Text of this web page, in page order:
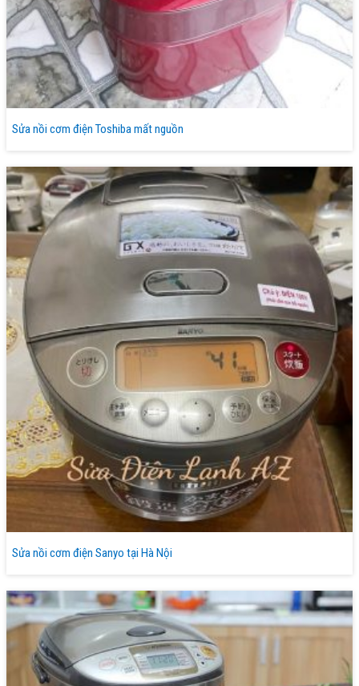
Sửa nồi cơm điện Toshiba mất nguồn
Sửa nồi cơm điện Sanyo tại Hà Nội